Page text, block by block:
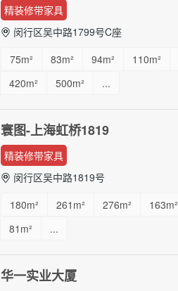
精装修带家具
闵行区吴中路1799号C座
75m²
83m² 94m² 110m²
420m²
500m² ...
寰图-上海虹桥1819
精装修带家具
闵行区吴中路1819号
180m²
261m² 276m² 163m²
81m²
...
华一实业大厦